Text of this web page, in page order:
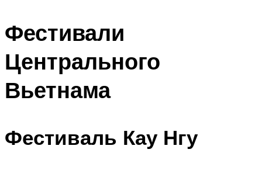
Фестивали
Центрального
Вьетнама
Фестиваль Кау Нгу